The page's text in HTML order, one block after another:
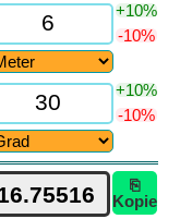
+10%
-10%
+10%
-10%
⎘
Kopie